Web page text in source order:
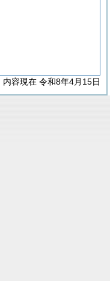
内容現在 令和8年4月15日